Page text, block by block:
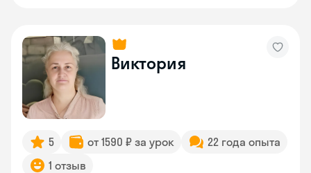
Виктория
5 от 1590 ₽ за урок
22 года опыта
1 отзыв